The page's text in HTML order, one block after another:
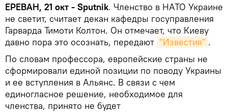
ЕРЕВАН, 21 окт - Sputnik. Членство в НАТО Украине
не светит, считает декан кафедры госуправления
Гарварда Тимоти Колтон. Он отмечает, что Киеву
давно пора это осознать, передают "Известия" .
По словам профессора, европейские страны не
сформировали единой позиции по поводу Украины
и ее вступления в Альянс. В связи с чем
единогласное решение, необходимое для
членства, принято не будет